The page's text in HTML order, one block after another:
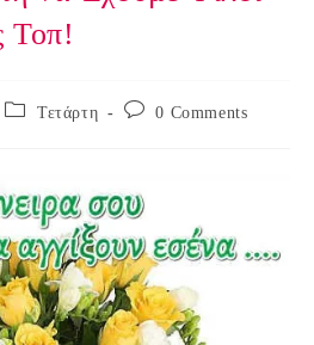
Τοπ!
Post Τετάρτη
Post 0 Comments